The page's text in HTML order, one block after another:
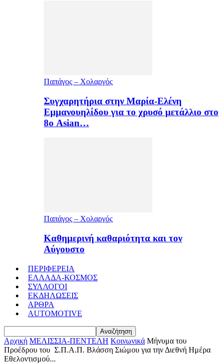
Παπάγος – Χολαργός
Συγχαρητήρια στην Μαρία-Ελένη
Εμμανουηλίδου για το χρυσό μετάλλιο στο
8ο Asian…
Παπάγος – Χολαργός
Καθημερινή καθαριότητα και τον
Αύγουστο
ΠΕΡΙΦΕΡΕΙΑ
ΕΛΛΑΔΑ-ΚΟΣΜΟΣ
ΣΥΛΛΟΓΟΙ
ΕΚΔΗΛΩΣΕΙΣ
ΑΡΘΡΑ
AUTOMOTIVE
Αρχική ΜΕΛΙΣΣΙΑ-ΠΕΝΤΕΛΗ Κοινωνικά Μήνυμα του
Προέδρου του Σ.Π.Α.Π. Βλάσση Σιώμου για την Διεθνή Ημέρα
Εθελοντισμού...